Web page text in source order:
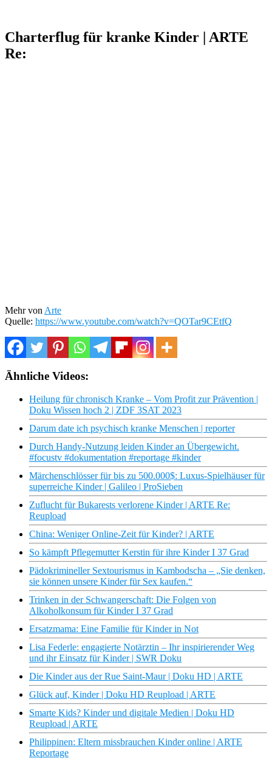
Charterflug für kranke Kinder | ARTE
Re:
Mehr von Arte
Quelle: https://www.youtube.com/watch?v=QOTar9CEtfQ
Ähnliche Videos:
Heilung für chronisch Kranke – Vom Profit zur Prävention |
Doku Wissen hoch 2 | ZDF 3SAT 2023
Darum date ich psychisch kranke Menschen | reporter
Durch Handy-Nutzung leiden Kinder an Übergewicht.
#focustv #dokumentation #reportage #kinder
Märchenschlösser für bis zu 500.000$: Luxus-Spielhäuser für
superreiche Kinder | Galileo | ProSieben
Zuflucht für Bukarests verlorene Kinder | ARTE Re:
Reupload
China: Weniger Online-Zeit für Kinder? | ARTE
So kämpft Pflegemutter Kerstin für ihre Kinder I 37 Grad
Pädokrimineller Sextourismus in Kambodscha – „Sie denken,
sie können unsere Kinder für Sex kaufen.“
Trinken in der Schwangerschaft: Die Folgen von
Alkoholkonsum für Kinder I 37 Grad
Ersatzmama: Eine Familie für Kinder in Not
Lisa Federle: engagierte Notärztin – Ihr inspirierender Weg
und ihr Einsatz für Kinder | SWR Doku
Die Kinder aus der Rue Saint-Maur | Doku HD | ARTE
Glück auf, Kinder | Doku HD Reupload | ARTE
Smarte Kids? Kinder und digitale Medien | Doku HD
Reupload | ARTE
Philippinen: Eltern missbrauchen Kinder online | ARTE
Reportage